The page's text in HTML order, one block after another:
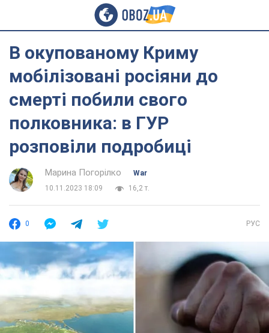
В окупованому Криму
мобілізовані росіяни до
смерті побили свого
полковника: в ГУР
розповіли подробиці
Марина Погорілко
War
10.11.2023 18:09
16,2 т.
0 РУС